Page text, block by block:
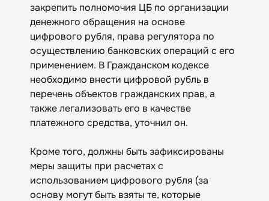
закрепить полномочия ЦБ по организации
денежного обращения на основе
цифрового рубля, права регулятора по
осуществлению банковских операций с его
применением. В Гражданском кодексе
необходимо внести цифровой рубль в
перечень объектов гражданских прав, а
также легализовать его в качестве
платежного средства, уточнил он.
Кроме того, должны быть зафиксированы
меры защиты при расчетах с
использованием цифрового рубля (за
основу могут быть взяты те, которые